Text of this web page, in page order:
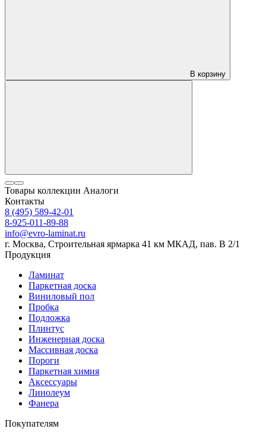
В корзину
Товары коллекции Аналоги
Контакты
8 (495) 589-42-01
8-925-011-89-88
info@evro-laminat.ru
г. Москва, Строительная ярмарка 41 км МКАД, пав. В 2/1
Продукция
Ламинат
Паркетная доска
Виниловый пол
Пробка
Подложка
Плинтус
Инженерная доска
Массивная доска
Пороги
Паркетная химия
Аксессуары
Линолеум
Фанера
Покупателям